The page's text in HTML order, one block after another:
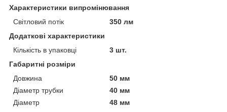
Характеристики випромінювання
Світловий потік
350 лм
Додаткові характеристики
Кількість в упаковці
3 шт.
Габаритні розміри
Довжина
50 мм
Діаметр трубки
40 мм
Діаметр
48 мм